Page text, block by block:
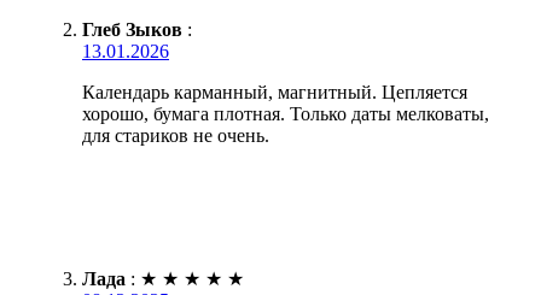
Глеб Зыков :
13.01.2026
Календарь карманный, магнитный. Цепляется
хорошо, бумага плотная. Только даты мелковаты,
для стариков не очень.
Лада : ★ ★ ★ ★ ★